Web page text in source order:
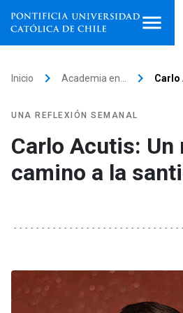
institutos
Investigación
Vinculación
Inicio keyboard_arrow_right Academia en… keyboard_arrow_right Carlo
UNA REFLEXIÓN SEMANAL
Carlo Acutis: Un
camino a la